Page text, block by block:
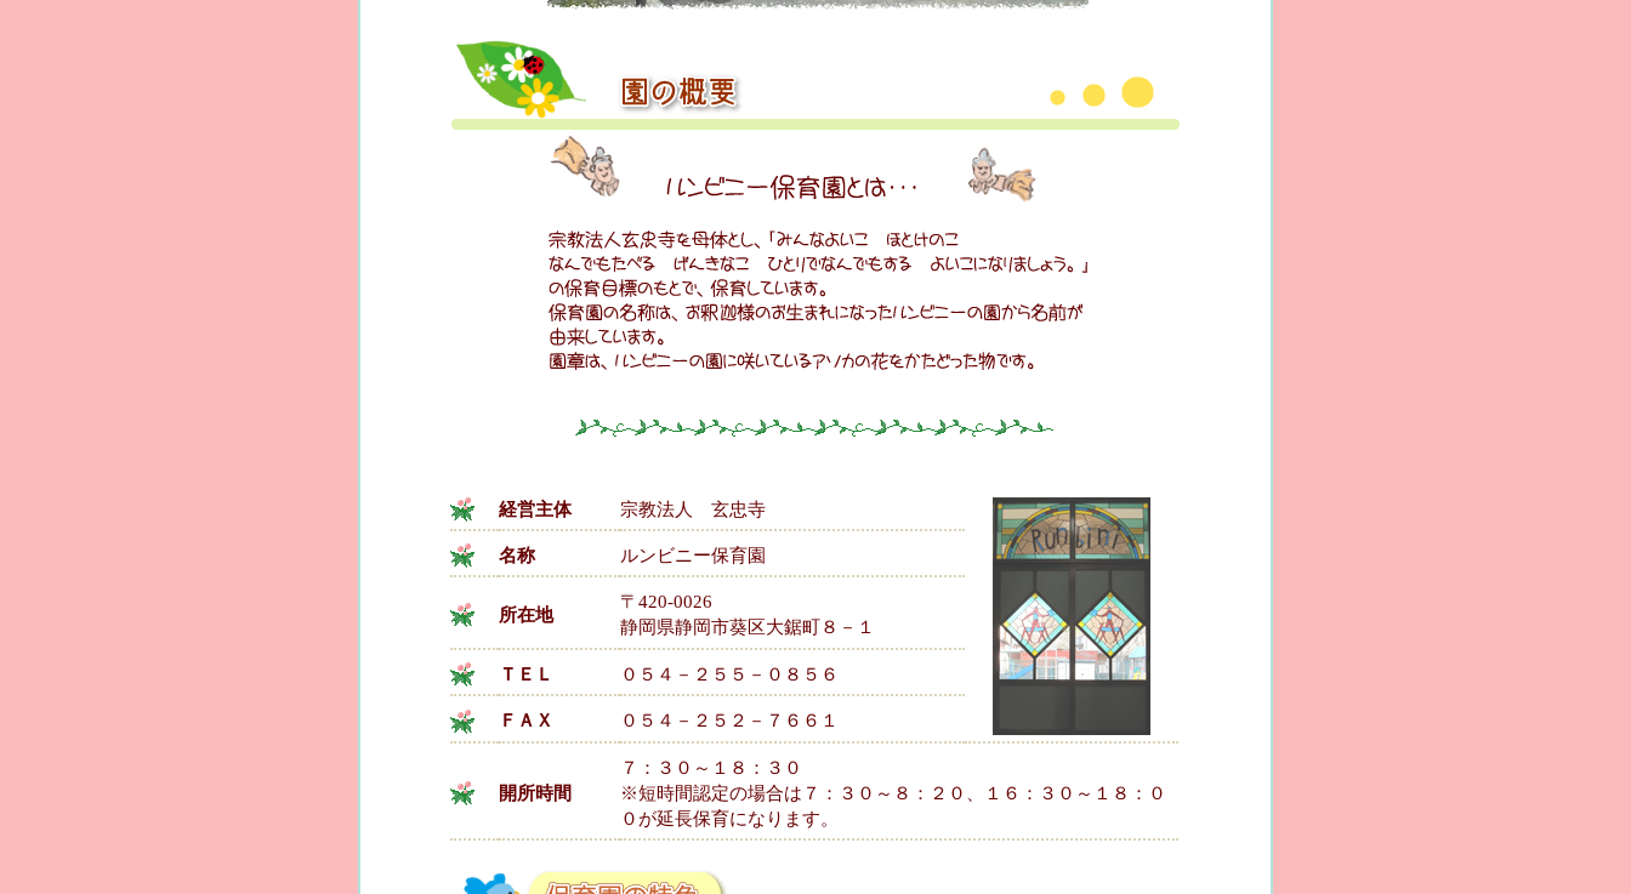
経営主体 宗教法人 玄忠寺
名称 ルンビニー保育園
所在地
〒420-0026
静岡県静岡市葵区大鋸町８－１
ＴＥＬ ０５４－２５５－０８５６
ＦＡＸ ０５４－２５２－７６６１
開所時間
７：３０～１８：３０
※短時間認定の場合は７：３０～８：２０、１６：３０～１８：０
０が延長保育になります。